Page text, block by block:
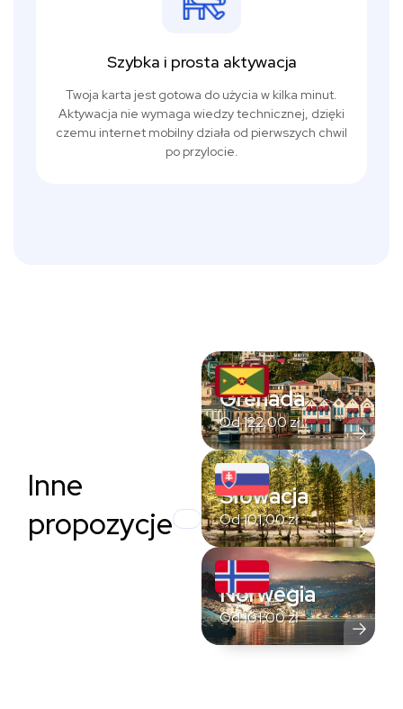
Szybka i prosta aktywacja
Twoja karta jest gotowa do użycia w kilka minut.
Aktywacja nie wymaga wiedzy technicznej, dzięki
czemu internet mobilny działa od pierwszych chwil
po przylocie.
Inne
propozycje
Grenada
Od122,00zł
Słowacja
Od101,00zł
Norwegia
Od101,00zł